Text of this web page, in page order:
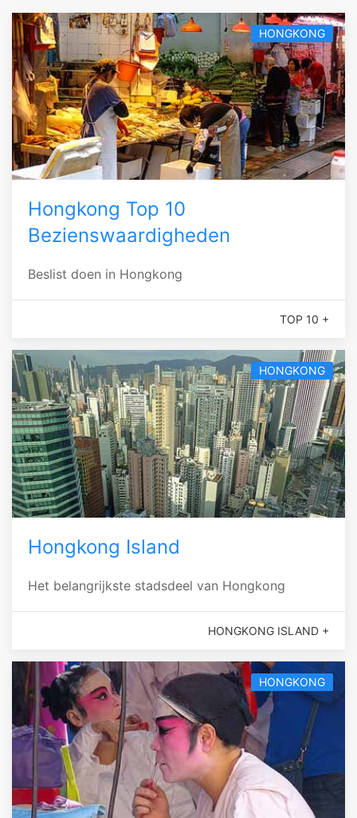
HONGKONG
Hongkong Top 10
Bezienswaardigheden
Beslist doen in Hongkong
TOP 10 +
HONGKONG
Hongkong Island
Het belangrijkste stadsdeel van Hongkong
HONGKONG ISLAND +
HONGKONG